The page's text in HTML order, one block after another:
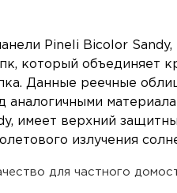
Pineli Bicolor Sandy,
который объединяет
Данные реечные
имеет верхний
излучения
для частного